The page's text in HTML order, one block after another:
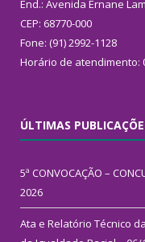
End.: Avenida Ernane
CEP: 68770-000
Fone: (91) 2992-1128
Horário de atendimento:
ÚLTIMAS
5ª CONVOCAÇÃO –
2026
Ata e Relatório Técnico